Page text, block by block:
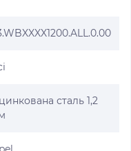
сталь 1,2